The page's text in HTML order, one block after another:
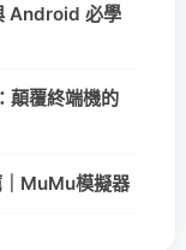
Android 必學
顛覆終端機的
MuMu模擬器